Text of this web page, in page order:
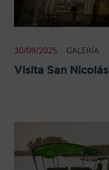
30/09/2025 GALERÍA
Visita San Nicolás